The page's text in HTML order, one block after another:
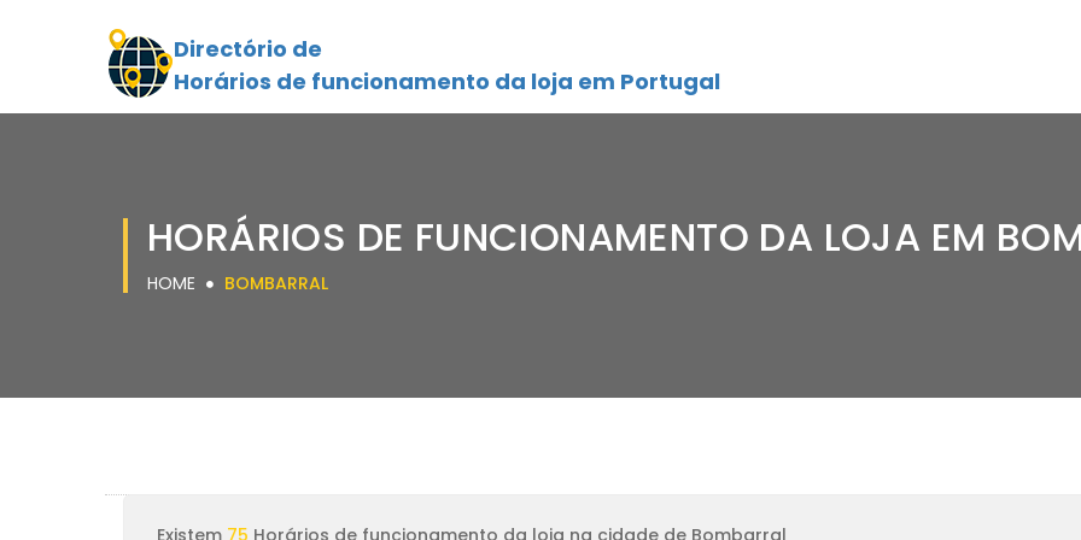
Directório de
Horários de funcionamento da loja em Portugal
HORÁRIOS DE FUNCIONAMENTO DA LOJA EM
HOME BOMBARRAL
Existem 75 Horários de funcionamento da loja na cidade de Bombarral